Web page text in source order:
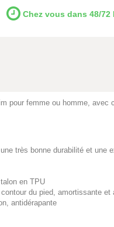
Chez vous dans 48/72
pour femme ou homme, avec
très bonne durabilité et une
en TPU
du pied, amortissante et
antidérapante